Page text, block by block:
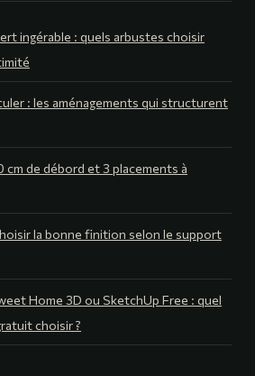
ingérable : quels arbustes choisir
: les aménagements qui structurent
cm de débord et 3 placements à
la bonne finition selon le support
Home 3D ou SketchUp Free : quel
choisir ?